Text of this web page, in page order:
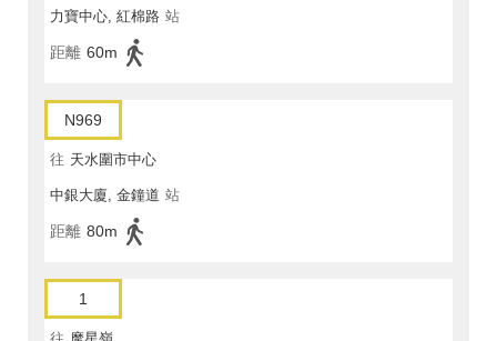
力寶中心, 紅棉路 站
距離 60m
N969
往 天水圍市中心
中銀大廈, 金鐘道 站
距離 80m
1